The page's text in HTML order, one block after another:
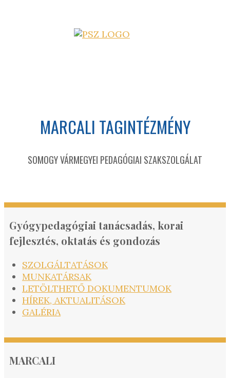
MARCALI TAGINTÉZMÉNY
SOMOGY VÁRMEGYEI PEDAGÓGIAI SZAKSZOLGÁLAT
Gyógypedagógiai tanácsadás, korai
fejlesztés, oktatás és gondozás
SZOLGÁLTATÁSOK
MUNKATÁRSAK
LETÖLTHETŐ DOKUMENTUMOK
HÍREK, AKTUALITÁSOK
GALÉRIA
MARCALI